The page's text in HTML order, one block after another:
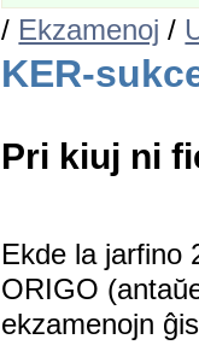
/ Ekzamenoj /
KER-
Pri kiuj ni
Ekde la jarfino
ORIGO
ekzamenojn